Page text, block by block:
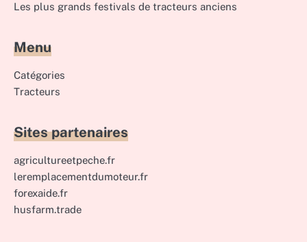
Les plus grands festivals de tracteurs anciens
Menu
Catégories
Tracteurs
Sites partenaires
agricultureetpeche.fr
leremplacementdumoteur.fr
forexaide.fr
husfarm.trade